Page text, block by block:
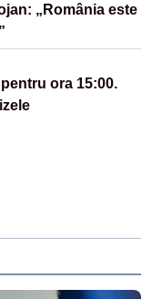
„România este
ora 15:00.